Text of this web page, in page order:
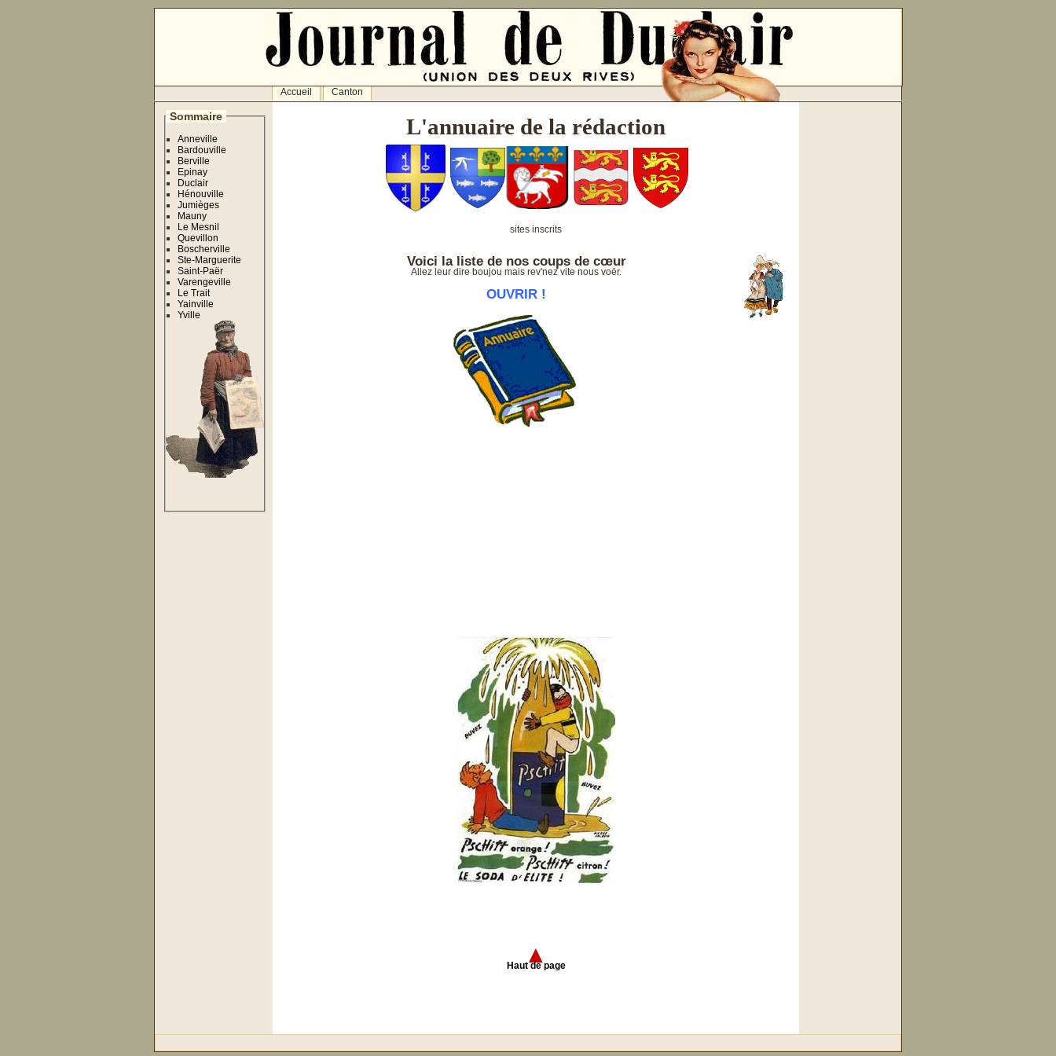
Accueil Canton
Sommaire
Anneville
Bardouville
Berville
Epinay
Duclair
Hénouville
Jumièges
Mauny
Le Mesnil
Quevillon
Boscherville
Ste-Marguerite
Saint-Paër
Varengeville
Le Trait
Yainville
Yville
L'annuaire de la rédaction
sites inscrits
Voici la liste de nos coups de cœur
Allez leur dire boujou mais rev'nez vite nous voër.
OUVRIR !
▲
Haut de page